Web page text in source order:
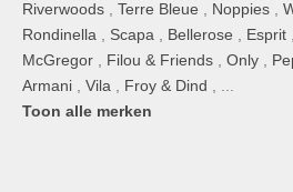
Riverwoods
Terre Bleue Noppies
Rondinella
Scapa Bellerose Esprit
McGregor
Filou & Friends Only
Armani
Vila Froy & Dind
Toon alle merken